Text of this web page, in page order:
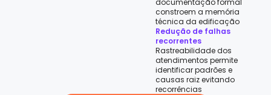
documentação formal
constroem a memória
técnica da edificação
Redução de falhas
recorrentes
Rastreabilidade dos
atendimentos permite
identificar padrões e
causas raiz evitando
recorrências